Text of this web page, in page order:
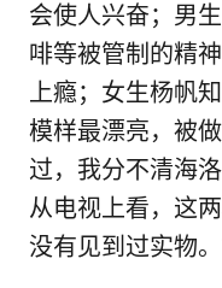
会使人兴奋；男
啡等被管制的精
上瘾；女生杨帆
模样最漂亮，被
过，我分不清海
从电视上看，这
没有见到过实物。